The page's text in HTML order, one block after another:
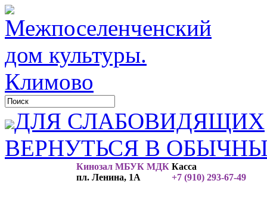
ДЛЯ СЛАБОВИДЯЩИХ
ВЕРНУТЬСЯ В
Кинозал МБУК МДК
пл. Ленина, 1А
Касса
+7 (910) 293-67-49